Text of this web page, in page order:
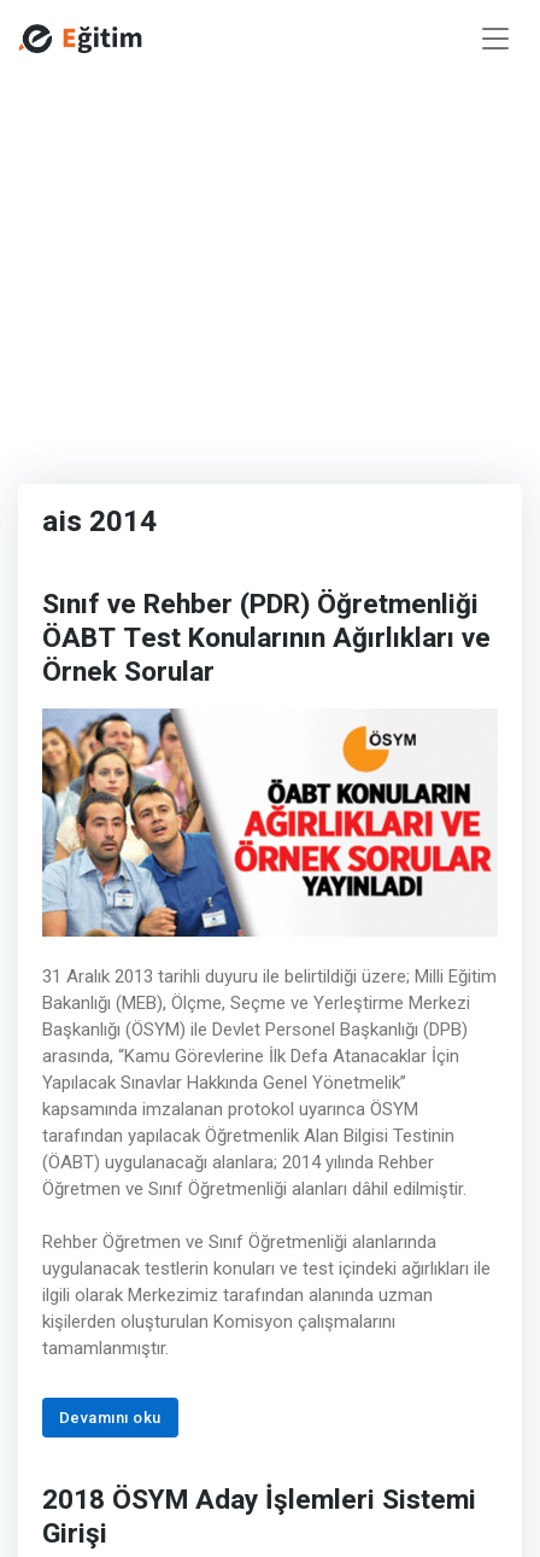
ais 2014
Sınıf ve Rehber (PDR) Öğretmenliği
ÖABT Test Konularının Ağırlıkları ve
Örnek Sorular
31 Aralık 2013 tarihli duyuru ile belirtildiği üzere; Milli Eğitim
Bakanlığı (MEB), Ölçme, Seçme ve Yerleştirme Merkezi
Başkanlığı (ÖSYM) ile Devlet Personel Başkanlığı (DPB)
arasında, “Kamu Görevlerine İlk Defa Atanacaklar İçin
Yapılacak Sınavlar Hakkında Genel Yönetmelik”
kapsamında imzalanan protokol uyarınca ÖSYM
tarafından yapılacak Öğretmenlik Alan Bilgisi Testinin
(ÖABT) uygulanacağı alanlara; 2014 yılında Rehber
Öğretmen ve Sınıf Öğretmenliği alanları dâhil edilmiştir.
Rehber Öğretmen ve Sınıf Öğretmenliği alanlarında
uygulanacak testlerin konuları ve test içindeki ağırlıkları ile
ilgili olarak Merkezimiz tarafından alanında uzman
kişilerden oluşturulan Komisyon çalışmalarını
tamamlanmıştır.
Devamını oku
2018 ÖSYM Aday İşlemleri Sistemi
Girişi